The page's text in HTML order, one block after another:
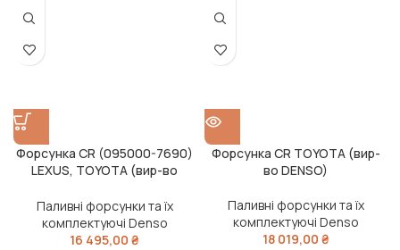
Форсунка CR (095000-7690)
LEXUS, TOYOTA (вир-во
Паливні форсунки та їх
комплектуючі Denso
16 495,00 ₴
Форсунка CR TOYOTA (вир-
во DENSO)
Паливні форсунки та їх
комплектуючі Denso
18 019,00 ₴